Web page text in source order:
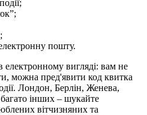
пошту.
електронному вигляді: вам не
можна пред'явити код квитка
Лондон, Берлін, Женева,
інших – шукайте
вітчизняних та